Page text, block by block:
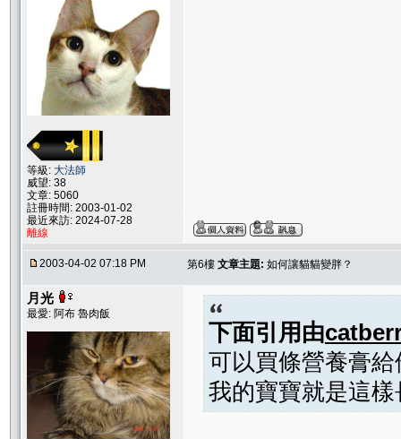
等級: 大法師
威望: 38
文章: 5060
註冊時間: 2003-01-02
最近來訪: 2024-07-28
離線
2003-04-02 07:18 PM 第6樓 文章主題: 如何讓貓貓變胖？
月光
最愛: 阿布 魯肉飯
下面引用由
可以買條營養膏給
我的寶寶就是這